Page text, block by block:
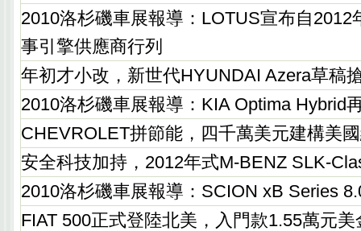
2010洛杉磯車展報導：LOTUS宣布自2012
事引擎供應商行列
年初才小改，新世代HYUNDAI Azera草稿
2010洛杉磯車展報導：KIA Optima Hybrid
CHEVROLET拼節能，四千萬美元建構美
安全科技加持，2012年式M-BENZ SLK-
2010洛杉磯車展報導：SCION xB Series
FIAT 500正式登陸北美，入門款1.55萬元